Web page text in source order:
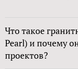
Что такое
Pearl) и почему
проектов?